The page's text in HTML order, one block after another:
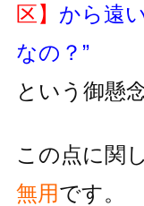
区】 から遠
なの？”
という御懸
この点に関
無用です。